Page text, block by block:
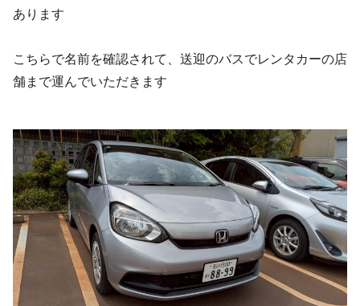
あります
こちらで名前を確認されて、送迎のバスでレンタカーの店
舗まで運んでいただきます